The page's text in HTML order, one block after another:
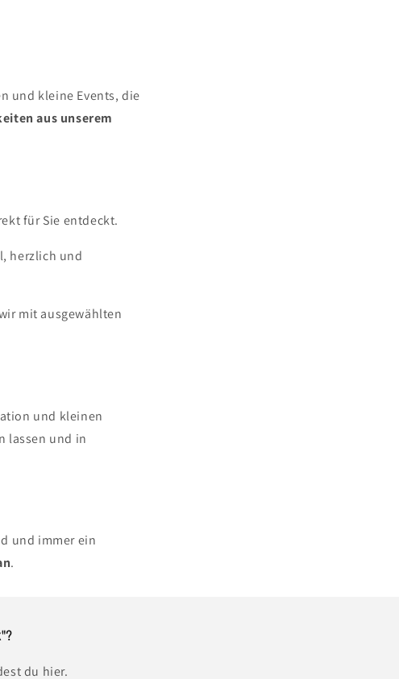
und kleine Events, die
aus unserem
für Sie entdeckt.
herzlich und
mit ausgewählten
und kleinen
lassen und in
und immer ein
.
du hier.